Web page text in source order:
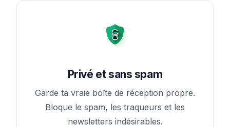
Privé et sans spam
Garde ta vraie boîte de réception propre.
Bloque le spam, les traqueurs et les
newsletters indésirables.